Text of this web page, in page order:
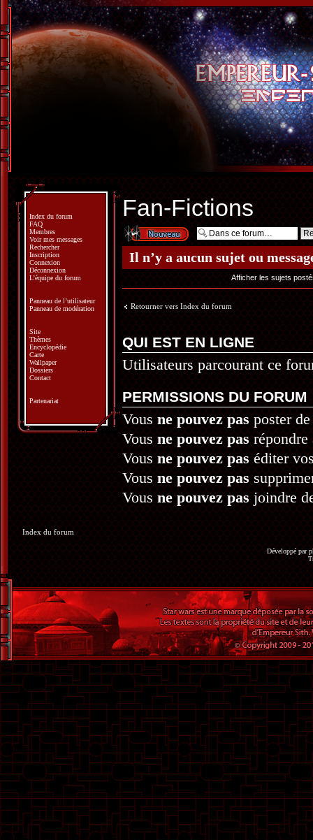
Fan-Fictions
Écrire un nouveau
sujet
Il n’y a aucun sujet ou
Afficher les sujets
Retourner vers Index du forum
QUI EST EN LIGNE
Utilisateurs parcourant ce
PERMISSIONS DU FORUM
Vous ne pouvez pas poster
Vous ne pouvez pas répondre
Vous ne pouvez pas éditer
Vous ne pouvez pas
Vous ne pouvez pas joindre
Index du forum
FAQ
Membres
Voir mes messages
Rechercher
Inscription
Connexion
Déconnexion
L’équipe du forum
Panneau de l’utilisateur
Panneau de modération
Site
Thèmes
Encyclopédie
Carte
Wallpaper
Dossiers
Contact
Partenariat
Index du forum
Développé par